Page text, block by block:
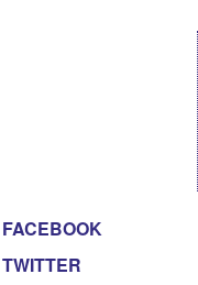
FACEBOOK
TWITTER